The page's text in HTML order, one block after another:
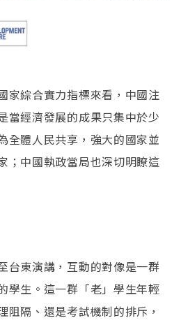
家綜合實力指標來看，中國注
當經濟發展的成果只集中於少
全體人民共享，強大的國家並
；中國執政當局也深切明瞭這
台東演講，互動的對像是一群
學生。這一群「老」學生年輕
阻隔、還是考試機制的排斥，